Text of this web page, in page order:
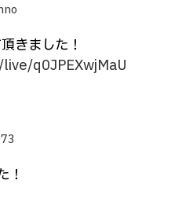
きました！
q0JPEXwjMaU
！